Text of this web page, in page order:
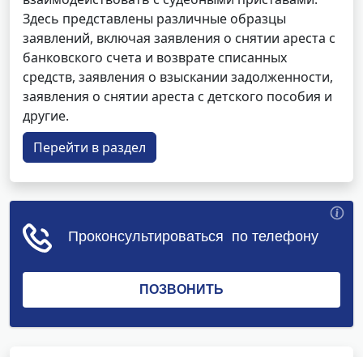
Здесь представлены различные образцы
заявлений, включая заявления о снятии ареста с
банковского счета и возврате списанных
средств, заявления о взыскании задолженности,
заявления о снятии ареста с детского пособия и
другие.
Перейти в раздел